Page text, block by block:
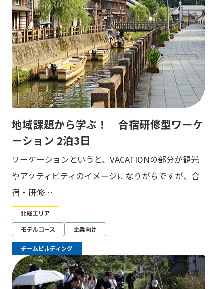
地域課題から学ぶ！ 合宿研修型ワーケ
ーション 2泊3日
ワーケーションというと、VACATIONの部分が観光
やアクティビティのイメージになりがちですが、合
宿・研修…
北総エリア
モデルコース
企業向け
チームビルディング